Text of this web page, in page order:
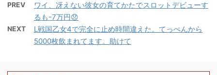
PREV
ワイ、冴えない彼女の育てかたでスロットデビューす
るも-7万円😞
NEXT
L戦国乙女4で完全に止め時間違えた。てっぺんから
5000枚飲まれてます。助けて